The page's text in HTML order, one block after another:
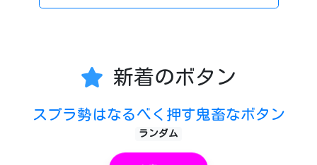
新着のボタン
スプラ勢はなるべく押す鬼畜なボタン
ランダム